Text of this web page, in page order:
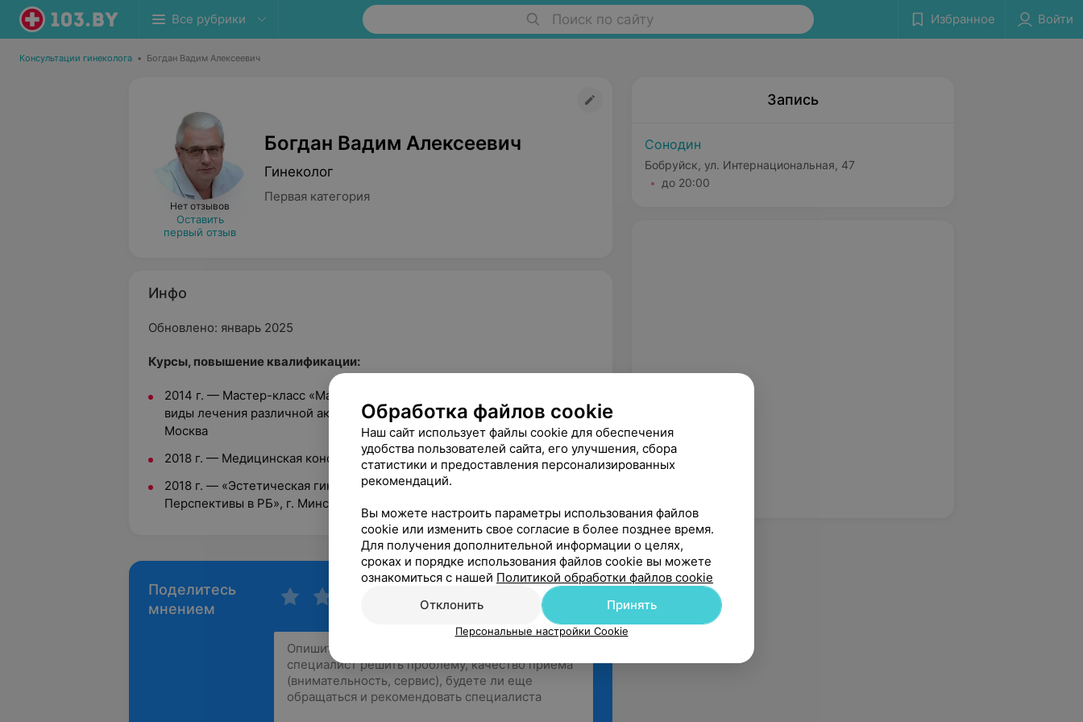
Все рубрики Поиск по сайту Избранное Войти
Консультации гинеколога • Богдан Вадим Алексеевич
Нет отзывов
Оставить
первый отзыв
Богдан Вадим Алексеевич
Гинеколог
Первая категория
Инфо
Обновлено: январь 2025
Курсы, повышение квалификации:
2014 г. — Мастер-класс «Малоинвазивные, высокотехнологические
виды лечения различной акушерско-гинекологической патологии», г.
Москва
2018 г. — Медицинская конференция «Alma lasers expert day»
2018 г. — «Эстетическая гинекология. Актуальность. Возможности.
Перспективы в РБ», г. Минск
Поделитесь
мнением
Запись
Сонодин
Бобруйск, ул. Интернациональная, 47
до 20:00
Обработка файлов cookie
Наш сайт использует файлы cookie для обеспечения
удобства пользователей сайта, его улучшения, сбора
статистики и предоставления персонализированных
рекомендаций.
Вы можете настроить параметры использования файлов
cookie или изменить свое согласие в более позднее время.
Для получения дополнительной информации о целях,
сроках и порядке использования файлов cookie вы можете
ознакомиться с нашей Политикой обработки файлов cookie
Отклонить
Принять
Персональные настройки Cookie